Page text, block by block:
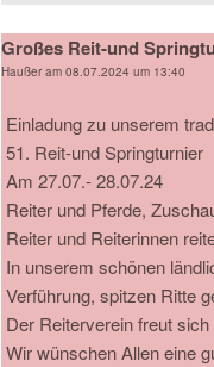
Großes Reit-und
Haußer am 08.07.2024 um 13:40
Einladung zu unserem
51. Reit-und Springturnier
Am 27.07.- 28.07.24
Reiter und Pferde,
Reiter und Reiterinnen
In unserem schönen
Verführung, spitzen Ritte
Der Reiterverein freut
Wir wünschen Allen eine